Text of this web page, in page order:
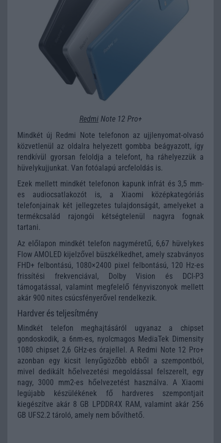
RedmiNote 12 Pro+
Mindkét új Redmi Note telefonon az ujjlenyomat-olvasó
közvetlenül az oldalra helyezett gombba beágyazott, így
rendkívül gyorsan feloldja a telefont, ha ráhelyezzük a
hüvelykujjunkat. Van fotóalapú arcfeloldás is.
Ezek mellett mindkét telefonon kapunk infrát és 3,5 mm-
es audiocsatlakozót is, a Xiaomi középkategóriás
telefonjainak két jellegzetes tulajdonságát, amelyeket a
termékcsalád rajongói kétségtelenül nagyra fognak
tartani.
Az előlapon mindkét telefon nagyméretű, 6,67 hüvelykes
Flow AMOLED kijelzővel büszkélkedhet, amely szabványos
FHD+ felbontású, 1080×2400 pixel felbontású, 120 Hz-es
frissítési frekvenciával, Dolby Vision és DCI-P3
támogatással, valamint megfelelő fényviszonyok mellett
akár 900 nites csúcsfényerővel rendelkezik.
Hardver és teljesítmény
Mindkét telefon meghajtásáról ugyanaz a chipset
gondoskodik, a 6nm-es, nyolcmagos MediaTek Dimensity
1080 chipset 2,6 GHz-es órajellel. A Redmi Note 12 Pro+
azonban egy kicsit lenyűgözőbb ebből a szempontból,
mivel dedikált hőelvezetési megoldással felszerelt, egy
nagy, 3000 mm2-es hőelvezetést használva. A Xiaomi
legújabb készülékének fő hardveres szempontjait
kiegészítve akár 8 GB LPDDR4X RAM, valamint akár 256
GB UFS2.2 tároló, amely nem bővíthető.